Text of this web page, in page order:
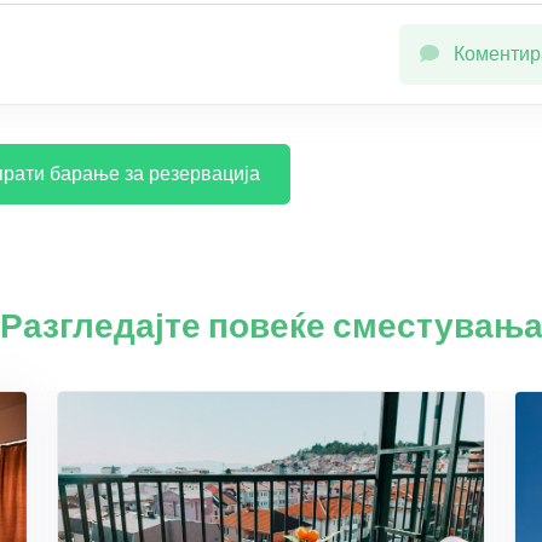
барање за резервација
Разгледајте повеќе сместувања